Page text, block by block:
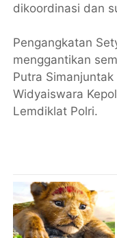
dikoordinasi dan
Pengangkatan
menggantikan
Putra
Widyaiswara
Lemdiklat Polri.